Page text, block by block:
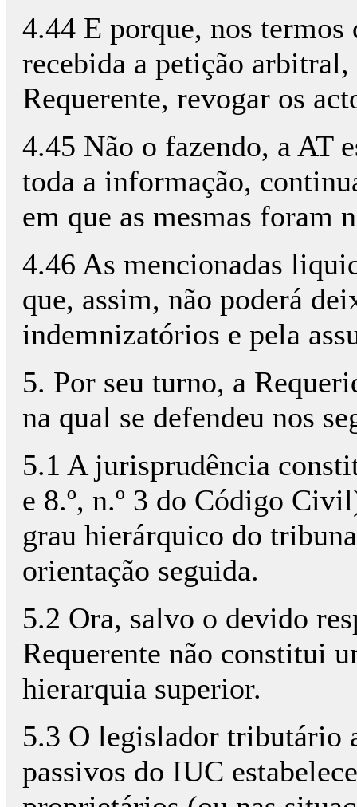
4.44 E porque, nos
recebida a petição
Requerente, revogar os
4.45 Não o fazendo, a AT
toda a informação,
em que as mesmas foram
4.46 As mencionadas
que, assim, não poderá
indemnizatórios e pela
5. Por seu turno, a
na qual se defendeu nos
5.1 A jurisprudência
e 8.º, n.º 3 do Código
grau hierárquico do
orientação seguida.
5.2 Ora, salvo o devido
Requerente não constitui
hierarquia superior.
5.3 O legislador tributário
passivos do IUC